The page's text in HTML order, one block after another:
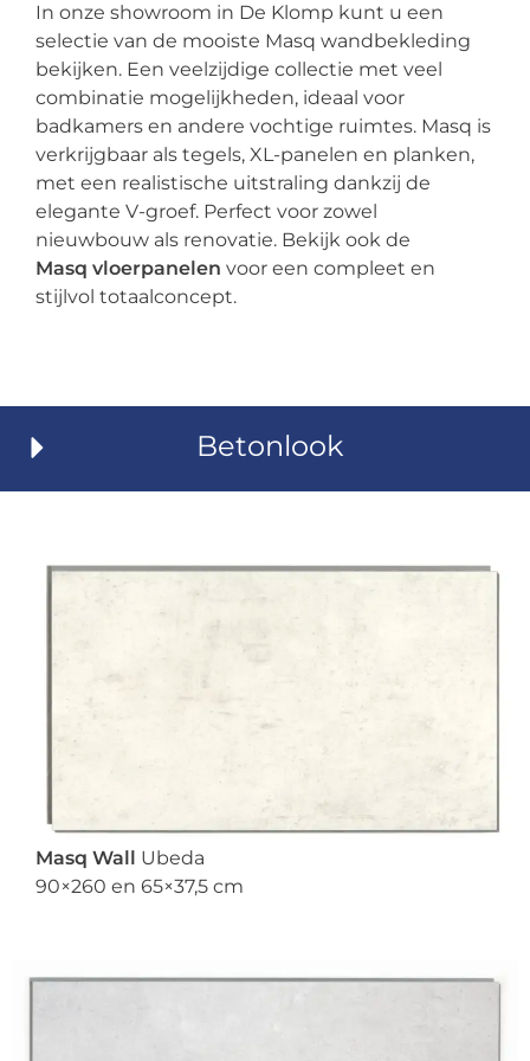
In onze showroom in De Klomp kunt u een
selectie van de mooiste Masq wandbekleding
bekijken. Een veelzijdige collectie met veel
combinatie mogelijkheden, ideaal voor
badkamers en andere vochtige ruimtes. Masq is
verkrijgbaar als tegels, XL-panelen en planken,
met een realistische uitstraling dankzij de
elegante V-groef. Perfect voor zowel
nieuwbouw als renovatie. Bekijk ook de
Masq vloerpanelen voor een compleet en
stijlvol totaalconcept.
Betonlook
Masq Wall Ubeda
90×260 en 65×37,5 cm